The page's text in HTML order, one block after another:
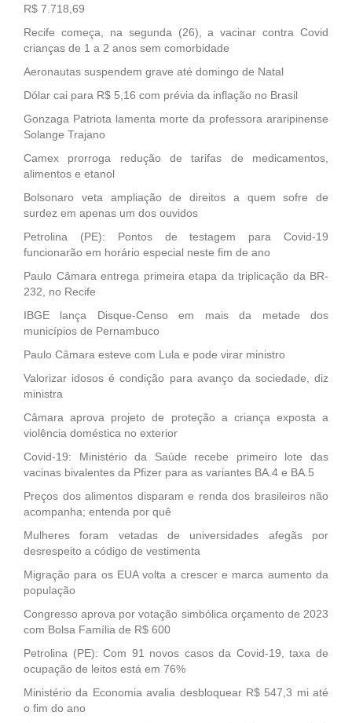
R$ 7.718,69
Recife começa, na segunda (26), a vacinar contra Covid
crianças de 1 a 2 anos sem comorbidade
Aeronautas suspendem grave até domingo de Natal
Dólar cai para R$ 5,16 com prévia da inflação no Brasil
Gonzaga Patriota lamenta morte da professora araripinense
Solange Trajano
Camex prorroga redução de tarifas de medicamentos,
alimentos e etanol
Bolsonaro veta ampliação de direitos a quem sofre de
surdez em apenas um dos ouvidos
Petrolina (PE): Pontos de testagem para Covid-19
funcionarão em horário especial neste fim de ano
Paulo Câmara entrega primeira etapa da triplicação da BR-
232, no Recife
IBGE lança Disque-Censo em mais da metade dos
municípios de Pernambuco
Paulo Câmara esteve com Lula e pode virar ministro
Valorizar idosos é condição para avanço da sociedade, diz
ministra
Câmara aprova projeto de proteção a criança exposta a
violência doméstica no exterior
Covid-19: Ministério da Saúde recebe primeiro lote das
vacinas bivalentes da Pfizer para as variantes BA.4 e BA.5
Preços dos alimentos disparam e renda dos brasileiros não
acompanha; entenda por quê
Mulheres foram vetadas de universidades afegãs por
desrespeito a código de vestimenta
Migração para os EUA volta a crescer e marca aumento da
população
Congresso aprova por votação simbólica orçamento de 2023
com Bolsa Família de R$ 600
Petrolina (PE): Com 91 novos casos da Covid-19, taxa de
ocupação de leitos está em 76%
Ministério da Economia avalia desbloquear R$ 547,3 mi até
o fim do ano